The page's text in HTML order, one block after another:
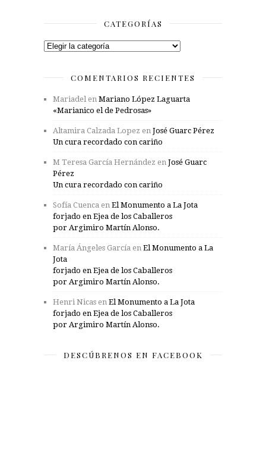
CATEGORÍAS
Categorías
COMENTARIOS RECIENTES
Mariadel en Mariano López Laguarta
«Marianico el de Pedrosas»
Altamira Calzada Lopez en José Guarc Pérez
Un cura recordado con cariño
M Teresa García Hernández en José Guarc
Pérez
Un cura recordado con cariño
Sofía Cuenca en El Monumento a La Jota
forjado en Ejea de los Caballeros
por Argimiro Martín Alonso.
María Ángeles García en El Monumento a La
Jota
forjado en Ejea de los Caballeros
por Argimiro Martín Alonso.
Henri Nicas en El Monumento a La Jota
forjado en Ejea de los Caballeros
por Argimiro Martín Alonso.
DESCÚBRENOS EN FACEBOOK